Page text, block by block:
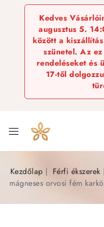
Kedves
augusztus 5.
között a
szünetel. Az
rendeléseket és
17-től
Kezdőlap Férfi ékszerek
mágneses orvosi fém